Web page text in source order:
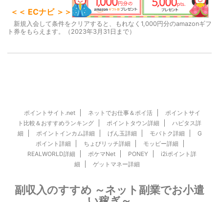
＜＜ ECナビ ＞＞
新規入会して条件をクリアすると、もれなく1,000円分のamazonギフ
ト券をもらえます。（2023年3月31日まで）
ポイントサイト.net ネットでお仕事＆ポイ活
ポイントサイ
ト比較＆おすすめランキング
ポイントタウン詳細
ハピタス詳
細
ポイントインカム詳細 げん玉詳細 モバトク詳細
G
ポイント詳細
ちょびリッチ詳細
モッピー詳細
REALWORLD詳細
ポケマNet PONEY
i2iポイント詳
細
ゲットマネー詳細
副収入のすすめ ～ネット副業でお小遣